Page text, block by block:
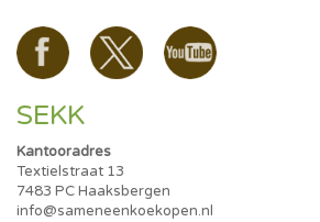
SEKK
Kantooradres
Textielstraat 13
7483 PC Haaksbergen
info@sameneenkoekopen.nl